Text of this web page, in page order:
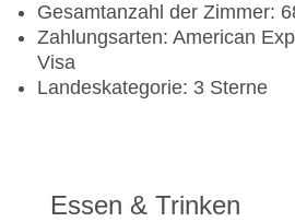
Gesamtanzahl der Zimmer:
Zahlungsarten: American
Visa
Landeskategorie: 3 Sterne
Essen & Trinken